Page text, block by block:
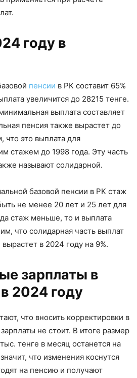
году в
пенсии в РК составит 65%
увеличится до 28215 тенге.
выплата составляет
пенсия также вырастет до
что это выплата для
стажем до 1998 года. Эту часть
называют солидарной.
базовой пенсии в РК стаж
не менее 20 лет и 25 лет для
стаж меньше, то и выплата
что солидарная часть выплат
в 2024 году на 9%.
зарплаты в
2024 году
что вносить корректировки в
не стоит. В итоге размер
тенге в месяц останется на
что изменения коснутся
на пенсию и получают